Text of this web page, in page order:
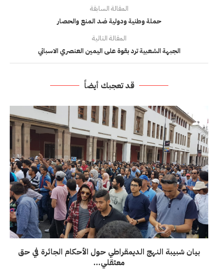
المقالة السابقة
حملة وطنية ودولية ضد المنع والحصار
المقالة التالية
الجبهة الشعبية ترد بقوة على اليمين العنصري الاسباني
قد تعجبك أيضاً
بيان شبيبة النهج الديمقراطي حول الأحكام الجائرة في حق
معتقلي...